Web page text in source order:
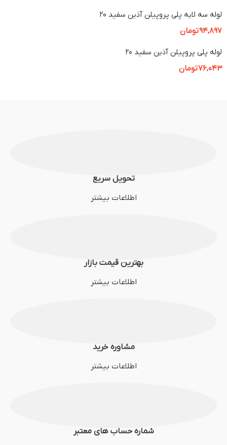
لوله سه لایه پلی پروپیلن آذین سفید 2۰
94,897تومان
لوله پلی پروپیلن آذین سفید 20
76,043تومان
تحویل سریع
اطلاعات بیشتر
بهترین قیمت بازار
اطلاعات بیشتر
مشاوره خرید
اطلاعات بیشتر
شماره حساب های معتبر